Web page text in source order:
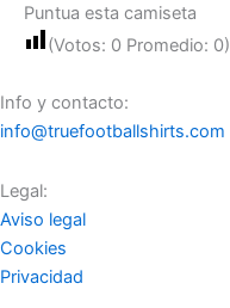
Puntua esta camiseta
(Votos: 0 Promedio: 0)
Info y contacto:
info@truefootballshirts.com
Legal:
Aviso legal
Cookies
Privacidad